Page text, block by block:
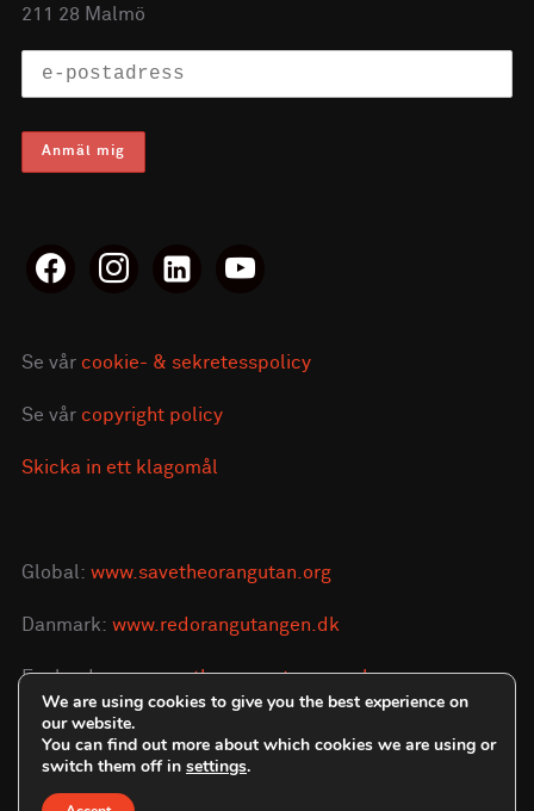
211 28 Malmö
facebookinstagramlinkedin-youtube
Se vår cookie- & sekretesspolicy
Se vår copyright policy
Skicka in ett klagomål
Global: www.savetheorangutan.org
Danmark: www.redorangutangen.dk
England:www.savetheorangutan.org.uk
We are using cookies to give you the best experience on
our website.
You can find out more about which cookies we are using or
switch them off in settings.